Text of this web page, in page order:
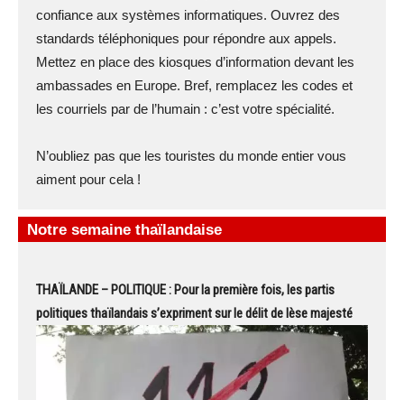
confiance aux systèmes informatiques. Ouvrez des
standards téléphoniques pour répondre aux appels.
Mettez en place des kiosques d’information devant les
ambassades en Europe. Bref, remplacez les codes et
les courriels par de l’humain : c’est votre spécialité.
N’oubliez pas que les touristes du monde entier vous
aiment pour cela !
Notre semaine thaïlandaise
THAÏLANDE – POLITIQUE : Pour la première fois, les partis
politiques thaïlandais s’expriment sur le délit de lèse majesté